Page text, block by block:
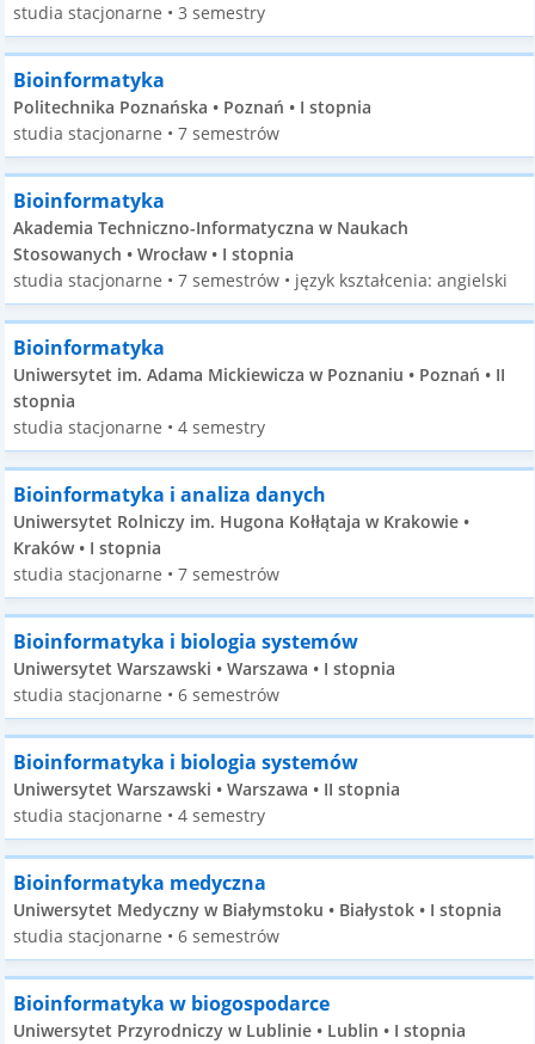
studia stacjonarne • 3 semestry
Bioinformatyka
Politechnika Poznańska • Poznań • I stopnia
studia stacjonarne • 7 semestrów
Bioinformatyka
Akademia Techniczno-Informatyczna w Naukach
Stosowanych • Wrocław • I stopnia
studia stacjonarne • 7 semestrów • język kształcenia: angielski
Bioinformatyka
Uniwersytet im. Adama Mickiewicza w Poznaniu • Poznań • II
stopnia
studia stacjonarne • 4 semestry
Bioinformatyka i analiza danych
Uniwersytet Rolniczy im. Hugona Kołłątaja w Krakowie •
Kraków • I stopnia
studia stacjonarne • 7 semestrów
Bioinformatyka i biologia systemów
Uniwersytet Warszawski • Warszawa • I stopnia
studia stacjonarne • 6 semestrów
Bioinformatyka i biologia systemów
Uniwersytet Warszawski • Warszawa • II stopnia
studia stacjonarne • 4 semestry
Bioinformatyka medyczna
Uniwersytet Medyczny w Białymstoku • Białystok • I stopnia
studia stacjonarne • 6 semestrów
Bioinformatyka w biogospodarce
Uniwersytet Przyrodniczy w Lublinie • Lublin • I stopnia